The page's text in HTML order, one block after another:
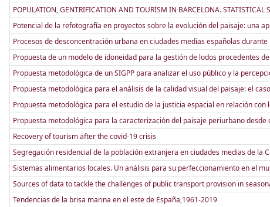
POPULATION, GENTRIFICATION AND TOURISM IN BARCELONA. STATISTICAL
Potencial de la refotografía en proyectos sobre la evolución del paisaje: una
Procesos de desconcentración urbana en ciudades medias españolas
Propuesta de un modelo de idoneidad para la gestión de lodos procedentes
Propuesta metodológica de un SIGPP para analizar el uso público y la
Propuesta metodológica para el análisis de la calidad visual del paisaje: el
Propuesta metodológica para el estudio de la justicia espacial en relación
Propuesta metodológica para la caracterización del paisaje periurbano
Recovery of tourism after the covid-19 crisis
Segregación residencial de la población extranjera en ciudades medias de la
Sistemas alimentarios locales. Un análisis para su perfeccionamiento en el
Sources of data to tackle the challenges of public transport provision in
Tendencias de la brisa marina en el este de España,1961-2019